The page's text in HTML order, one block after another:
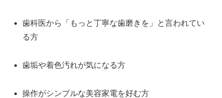
歯科医から「もっと丁寧な歯磨きを」と言われてい
る方
歯垢や着色汚れが気になる方
操作がシンプルな美容家電を好む方